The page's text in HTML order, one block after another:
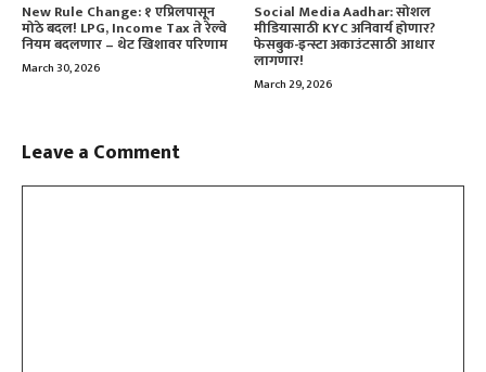
New Rule Change: १ एप्रिलपासून
मोठे बदल! LPG, Income Tax ते रेल्वे
नियम बदलणार – थेट खिशावर परिणाम
March 30, 2026
Social Media Aadhar: सोशल
मीडियासाठी KYC अनिवार्य होणार?
फेसबुक-इन्स्टा अकाउंटसाठी आधार
लागणार!
March 29, 2026
Leave a Comment